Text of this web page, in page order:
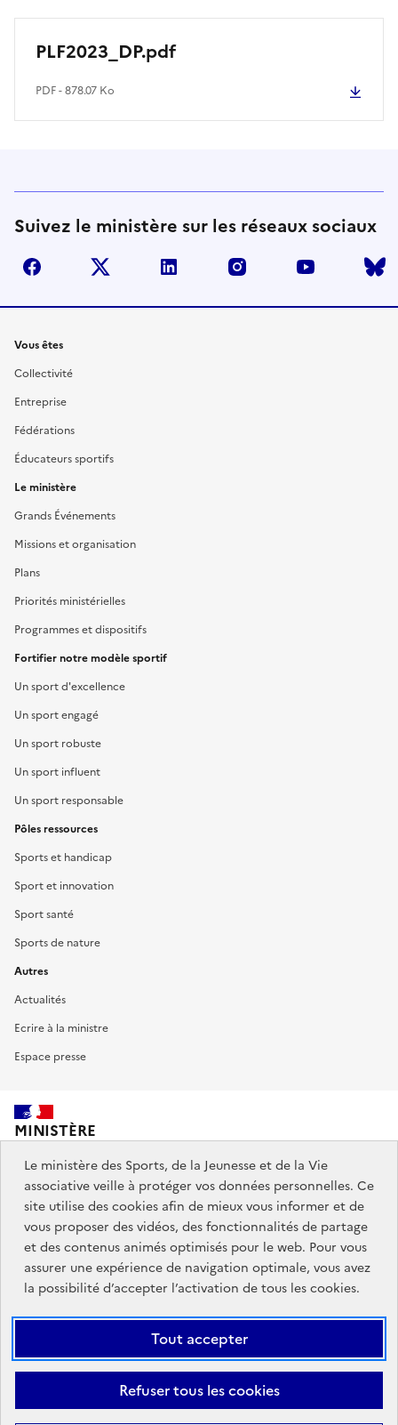
PLF2023_DP.pdf
PDF - 878.07 Ko
Suivez le ministère sur les réseaux sociaux
facebook twitter linkedin instagram youtube
Liens
Vous êtes
Collectivité
Entreprise
Fédérations
Éducateurs sportifs
Le ministère
Grands Événements
Missions et organisation
Plans
Priorités ministérielles
Programmes et dispositifs
Fortifier notre modèle sportif
Un sport d'excellence
Un sport engagé
Un sport robuste
Un sport influent
Un sport responsable
Pôles ressources
Sports et handicap
Sport et innovation
Sport santé
Sports de nature
Autres
Actualités
Ecrire à la ministre
Espace presse
MINISTÈRE
DES SPORTS,
DE LA JEUNESSE
ET DE LA VIE ASSOCIATIVE
Découvrez également jeunes.gouv.fr et education.gouv.fr.
Liens
institutionnels
info.gouv.fr
service-public.gouv.fr
légifrance.gouv.fr
data.gouv.fr
Liens
légaux
Plan du site Mentions Légales
Accessibilité : partiellement
Le ministère des Sports, de la Jeunesse et de la Vie
associative veille à protéger vos données personnelles. Ce
site utilise des cookies afin de mieux vous informer et de
vous proposer des vidéos, des fonctionnalités de partage
et des contenus animés optimisés pour le web. Pour vous
assurer une expérience de navigation optimale, vous avez
la possibilité d’accepter l’activation de tous les cookies.
Tout accepter
Refuser tous les cookies